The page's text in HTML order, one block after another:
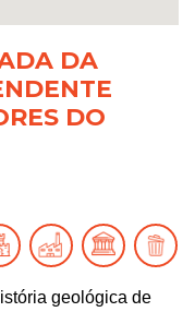
DA
DO
geológica de